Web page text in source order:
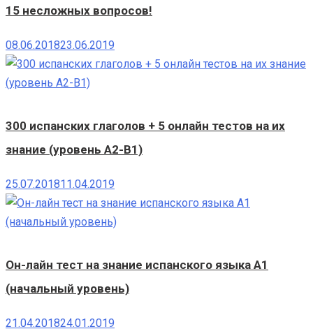
15 несложных вопросов!
08.06.201823.06.2019
300 испанских глаголов + 5 онлайн тестов на их
знание (уровень A2-B1)
25.07.201811.04.2019
Он-лайн тест на знание испанского языка A1
(начальный уровень)
21.04.201824.01.2019